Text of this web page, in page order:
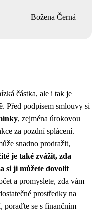
Božena Černá
částka, ale i tak je
Před podpisem smlouvy si
, zejména úrokovou
za pozdní splácení.
snadno prodražit,
je také zvážit, zda
si ji můžete dovolit
a promyslete, zda vám
prostředky na
poraďte se s finančním